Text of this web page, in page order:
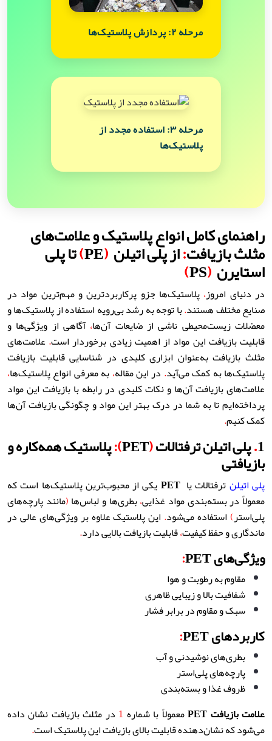
مرحله ۲: پردازش پلاستیک‌ها
مرحله ۳: استفاده مجدد از
پلاستیک‌ها
راهنمای کامل انواع پلاستیک و علامت‌های
مثلث بازیافت:از پلی اتیلن(
PE
)تا پلی
استایرن(
PS
)
در دنیای امروز، پلاستیک‌ها جزو پرکاربردترین و مهم‌ترین مواد در
صنایع مختلف هستند.با توجه به رشد بی‌رویه استفاده از پلاستیک‌ها و
معضلات زیست‌محیطی ناشی از ضایعات آن‌ها، آگاهی از ویژگی‌ها و
قابلیت بازیافت این مواد از اهمیت زیادی برخوردار است. علامت‌های
مثلث بازیافت به‌عنوان ابزاری کلیدی در شناسایی قابلیت بازیافت
پلاستیک‌ها به کمک می‌آید. در این مقاله،به معرفی انواع پلاستیک‌ها،
علامت‌های بازیافت آن‌ها و نکات کلیدی در رابطه با بازیافت این مواد
پرداخته‌ایم تا به شما در درک بهتر این مواد و چگونگی بازیافت آن‌ها
کمک کنیم.
1
.پلی اتیلن ترفتالات(
PET
):پلاستیک همه‌کاره و
بازیافتی
پلی اتیلنترفتالات یاPETیکی از محبوب‌ترین پلاستیک‌ها است که
معمولاً در بسته‌بندی مواد غذایی،بطری‌ها و لباس‌ها(مانند پارچه‌های
پلی‌استر) استفاده می‌شود. این پلاستیک علاوه بر ویژگی‌های عالی در
ماندگاری و حفظ کیفیت،قابلیت بازیافت بالایی دارد.
ویژگی‌های PET :
مقاوم به رطوبت و هوا
شفافیت بالا و زیبایی ظاهری
سبک و مقاوم در برابر فشار
کاربردهای PET :
بطری‌های نوشیدنی و آب
پارچه‌های پلی‌استر
ظروف غذا و بسته‌بندی
علامت بازیافت
معمولاً با شماره 1 در مثلث بازیافت نشان داده
می‌شود که نشان‌دهنده قابلیت بالای بازیافت این پلاستیک است.